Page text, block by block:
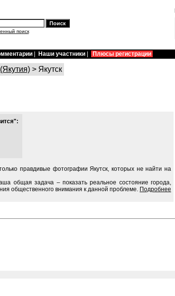
поиск
Наши участники Плюсы регистрации
> Якутск
правдивые фотографии Якутск, которых не найти на
общая задача – показать реальное состояние города,
общественного внимания к данной проблеме. Подробнее